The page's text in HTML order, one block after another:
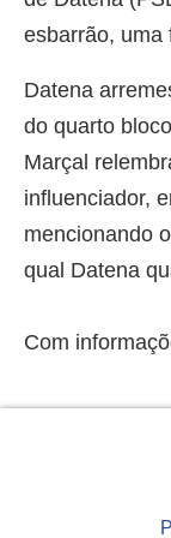
esbarrão, uma
Datena
do quarto
Marçal
influenciador,
mencionando
qual Datena
Com